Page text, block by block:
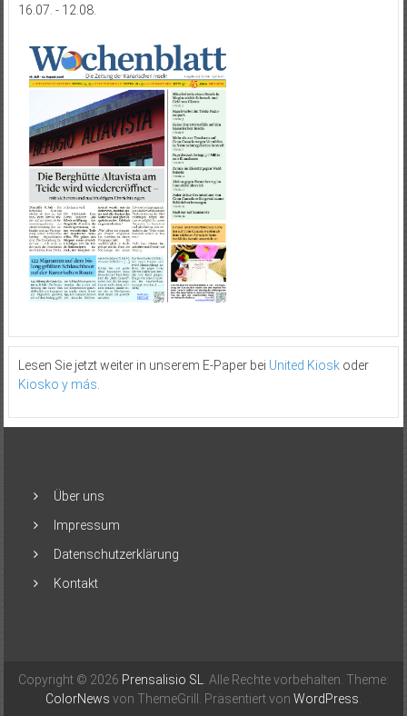
16.07. - 12.08.
Lesen Sie jetzt weiter in unserem E-Paper bei United Kioskoder
Kiosko y más
Über uns
Impressum
Datenschutzerklärung
Kontakt
Copyright © 2026 Prensalisio SL
. Alle Rechte vorbehalten. Theme:
ColorNews von ThemeGrill. Präsentiert von WordPress